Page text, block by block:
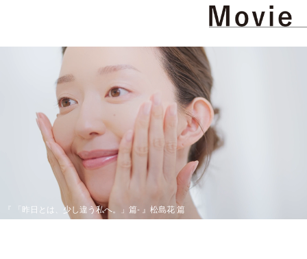
『 「昨日とは、少し違う私へ。」篇- 』松島花 篇